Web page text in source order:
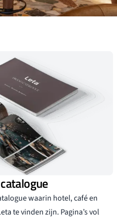
waarin hotel, café en
te vinden zijn. Pagina’s vol